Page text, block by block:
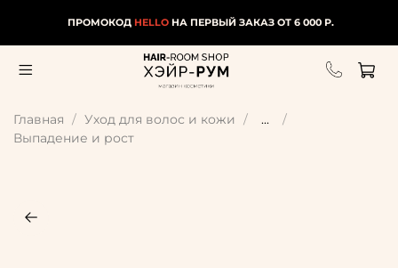
ПРОМОКОД HELLOНА ПЕРВЫЙ ЗАКАЗ ОТ 6 000 Р.
Главная Уход для волос и кожи
...
Выпадение и рост